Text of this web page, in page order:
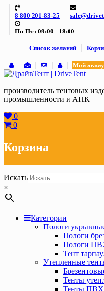
Skip
content
8 800 201-83-25
Пн-Пт : 09:00 - 18:00
Список желаний
Мой
производитель тентовых
промышленности и АПК
0
0
Корзина
Искать
×
Категории
Пологи
Пологи
Пологи
Тент
Утепленные
Тенты
Тенты ПВХ